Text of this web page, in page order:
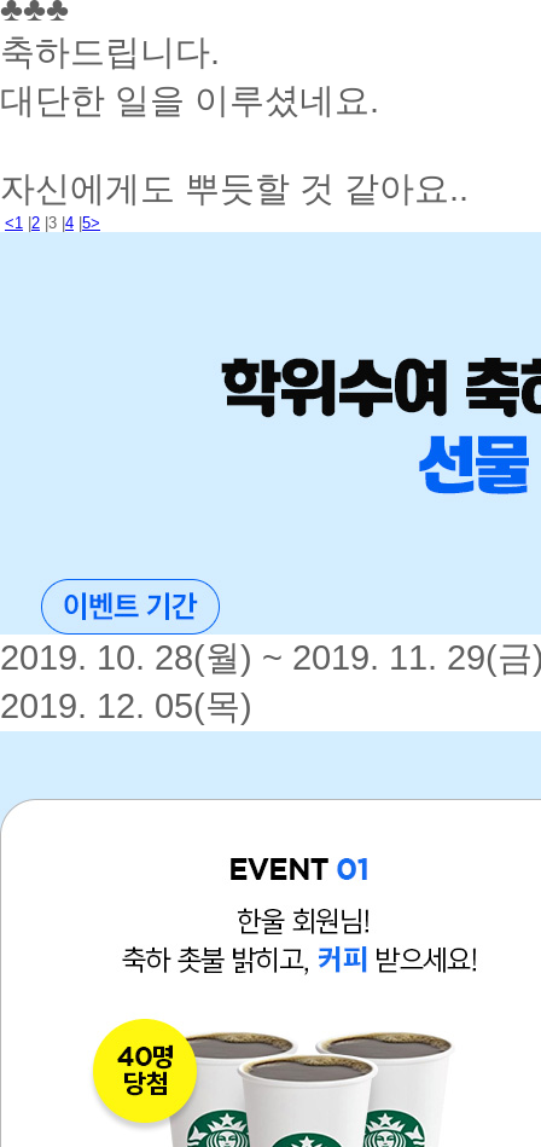
♣♣♣
축하드립니다.
대단한 일을 이루셨네요.
자신에게도 뿌듯할 것 같아요..
<1 2 3 4 5>
2019. 10. 28(월) ~ 2019. 11. 29(금
2019. 12. 05(목)